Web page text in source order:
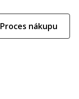
Proces nákupu